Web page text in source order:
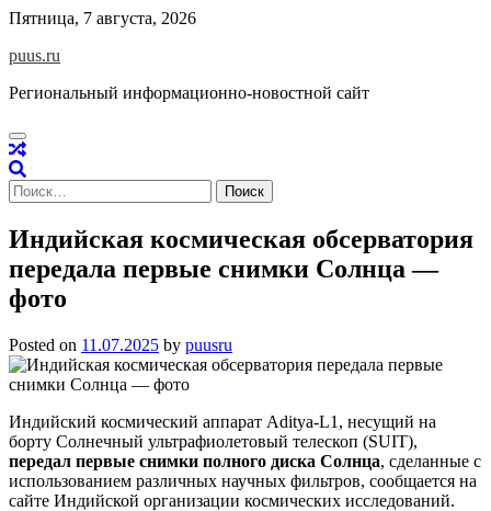
Skip
content
Пятница, 7 августа, 2026
puus.ru
Региональный информационно-новостной сайт
Найти:
Индийская космическая обсерватория
передала первые снимки Солнца —
фото
Posted on 11.07.2025 by puusru
Индийский космический аппарат Aditya-L1, несущий на
борту Солнечный ультрафиолетовый телескоп (SUIT),
передал первые снимки полного диска Солнца, сделанные с
использованием различных научных фильтров, сообщается на
сайте Индийской организации космических исследований.